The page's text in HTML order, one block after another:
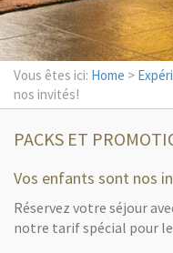
Vous êtes ici: Home >
nos invités!
PACKS ET
Vos enfants sont nos
Réservez votre séjour
notre tarif spécial pour